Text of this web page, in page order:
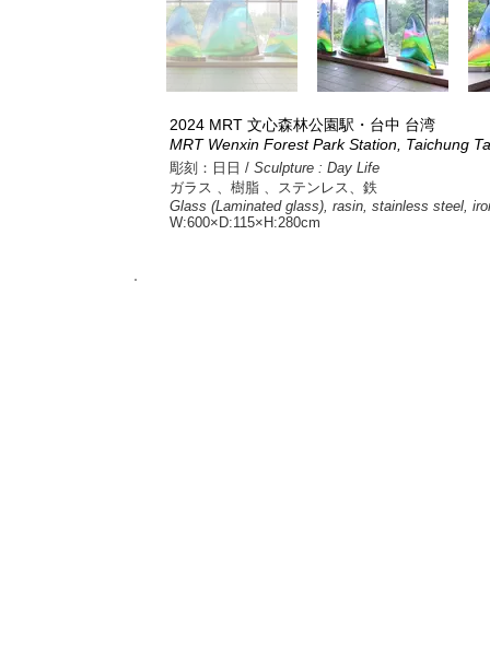
2024 ​MRT 文心森林公園駅・台中 台湾
MRT​ Wenxin Forest Park Station, Taichung
彫刻：日日 / Sculpture : Day Life
ガラス 、樹脂 、ステンレス、鉄
Glass (Laminated glass), rasin, stainless steel,
W:600×D:115×H:280cm